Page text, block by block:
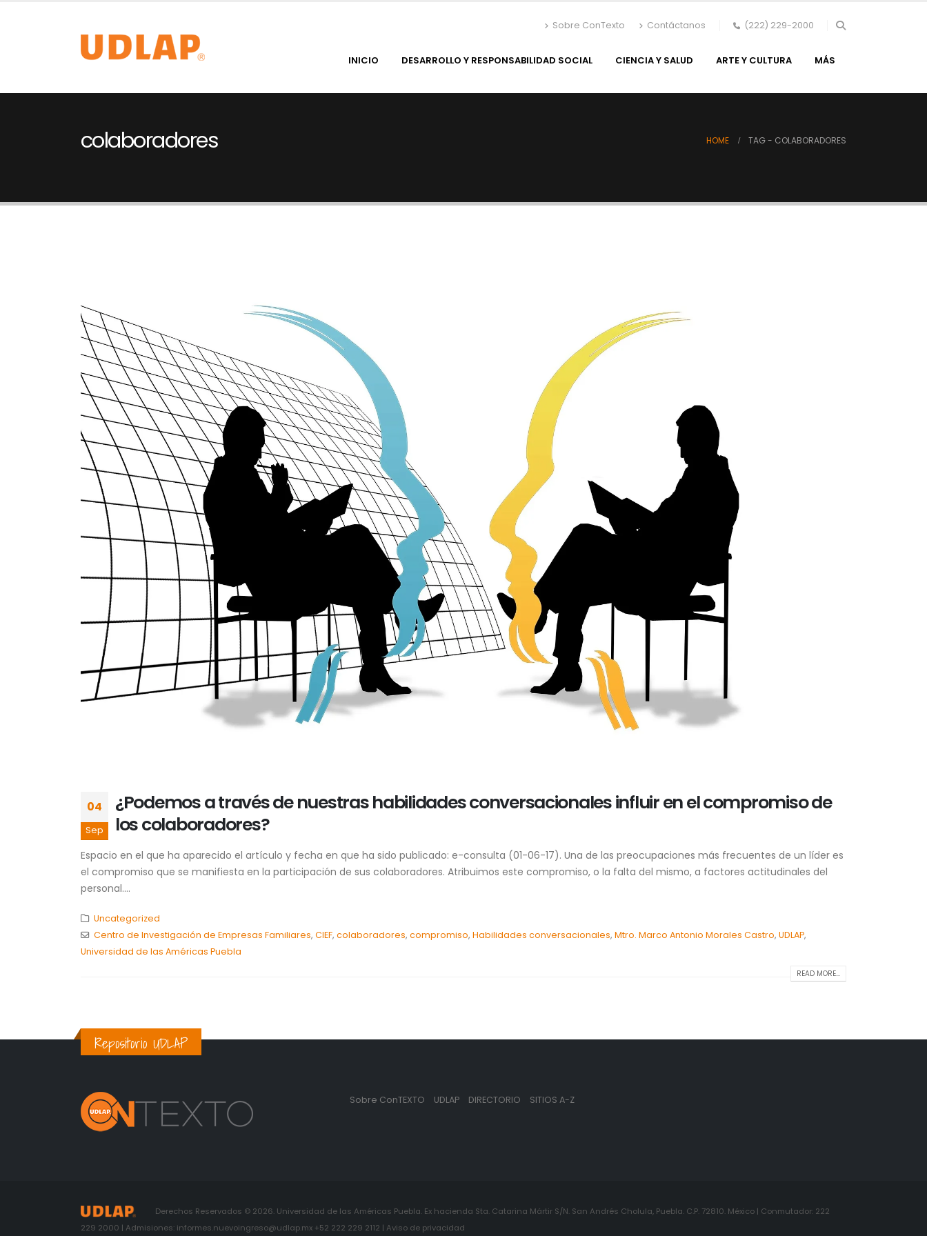
Sobre ConTexto Contáctanos (222) 229-2000
INICIO DESARROLLO Y RESPONSABILIDAD SOCIAL CIENCIA Y SALUD ARTE Y CULTURA MÁS
colaboradores HOME TAG - COLABORADORES
04
Sep
¿Podemos a través de nuestras habilidades conversacionales influir en el compromiso de
los colaboradores?
Espacio en el que ha aparecido el artículo y fecha en que ha sido publicado: e-consulta (01-06-17). Una de las preocupaciones más frecuentes de un líder es
el compromiso que se manifiesta en la participación de sus colaboradores. Atribuimos este compromiso, o la falta del mismo, a factores actitudinales del
personal....
Uncategorized
Centro de Investigación de Empresas Familiares, CIEF, colaboradores, compromiso, Habilidades conversacionales, Mtro. Marco Antonio Morales Castro, UDLAP,
Universidad de las Américas Puebla
READ MORE...
Repositorio UDLAP
Sobre ConTEXTO UDLAP DIRECTORIO SITIOS A-Z
Derechos Reservados © 2026. Universidad de las Américas Puebla. Ex hacienda Sta. Catarina Mártir S/N. San Andrés Cholula, Puebla. C.P. 72810. México | Conmutador: 222
229 2000 | Admisiones: informes.nuevoingreso@udlap.mx +52 222 229 2112 | Aviso de privacidad